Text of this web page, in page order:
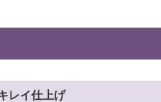
レイ仕上げ